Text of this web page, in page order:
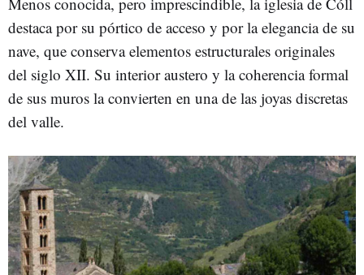
destaca por su pórtico de acceso y por la elegancia de su
nave, que conserva elementos estructurales originales
del siglo XII. Su interior austero y la coherencia formal
de sus muros la convierten en una de las joyas discretas
del valle.